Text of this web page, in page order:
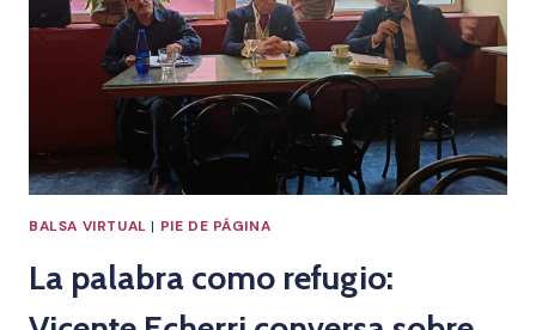
SU
INFLUENCIA
EN
AMÉRICA
LATINA»
BALSA VIRTUAL | PIE DE PÁGINA
La palabra como refugio: